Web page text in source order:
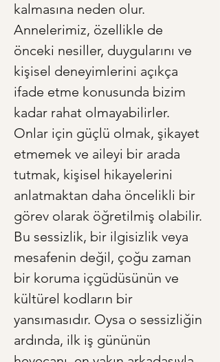
kalmasına neden olur.
Annelerimiz, özellikle de
önceki nesiller, duygularını ve
kişisel deneyimlerini açıkça
ifade etme konusunda bizim
kadar rahat olmayabilirler.
Onlar için güçlü olmak, şikayet
etmemek ve aileyi bir arada
tutmak, kişisel hikayelerini
anlatmaktan daha öncelikli bir
görev olarak öğretilmiş olabilir.
Bu sessizlik, bir ilgisizlik veya
mesafenin değil, çoğu zaman
bir koruma içgüdüsünün ve
kültürel kodların bir
yansımasıdır. Oysa o sessizliğin
ardında, ilk iş gününün